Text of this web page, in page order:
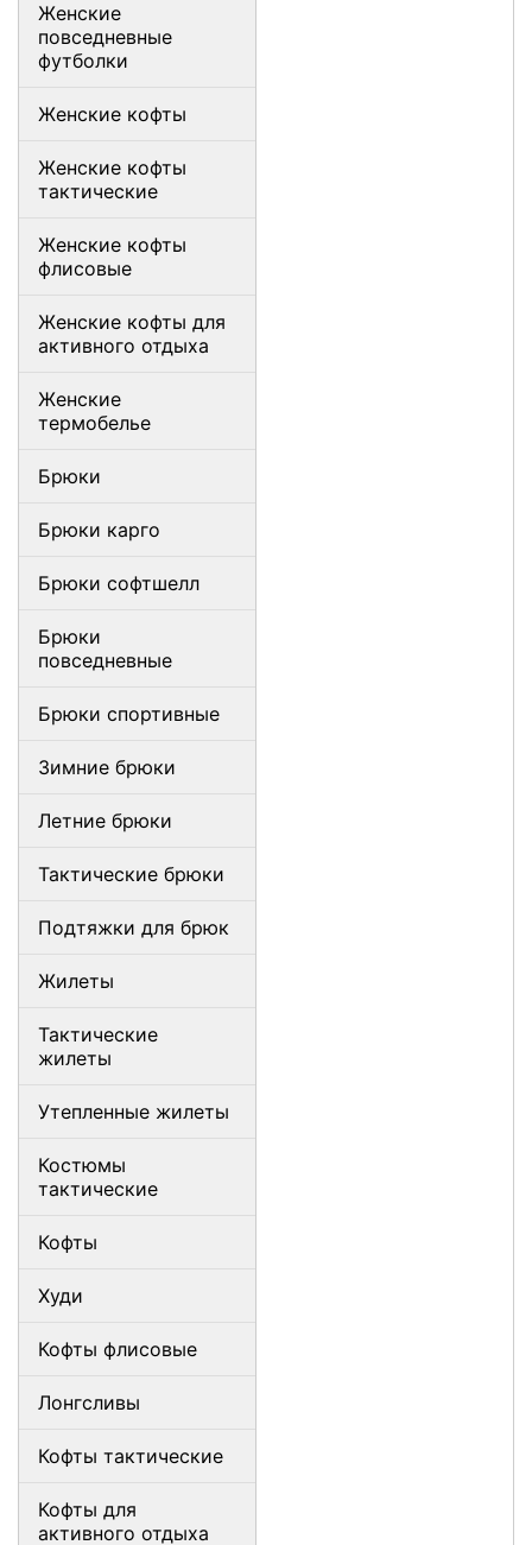
Женские
повседневные
футболки
Женские кофты
Женские кофты
тактические
Женские кофты
флисовые
Женские кофты для
активного отдыха
Женские
термобелье
Брюки
Брюки карго
Брюки софтшелл
Брюки
повседневные
Брюки спортивные
Зимние брюки
Летние брюки
Тактические брюки
Подтяжки для брюк
Жилеты
Тактические
жилеты
Утепленные жилеты
Костюмы
тактические
Кофты
Худи
Кофты флисовые
Лонгсливы
Кофты тактические
Кофты для
активного отдыха